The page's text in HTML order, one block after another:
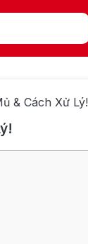
& Cách Xử Lý!